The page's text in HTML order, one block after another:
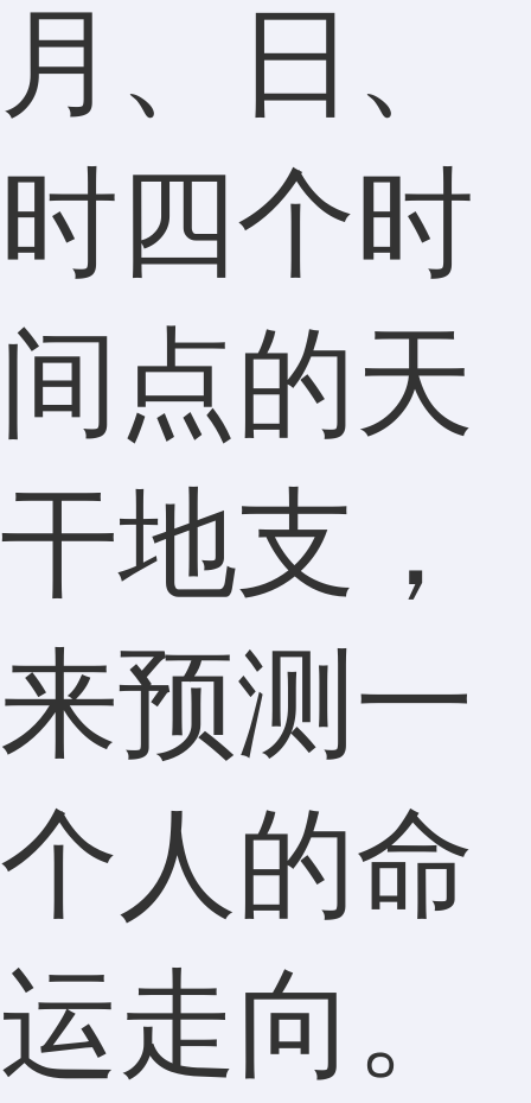
月、日、
时四个时
间点的天
干地支，
来预测一
个人的命
运走向。